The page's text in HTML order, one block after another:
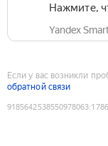
Нажмите,
Yandex
Если у вас возникли
обратной связи
9185642538550978063: